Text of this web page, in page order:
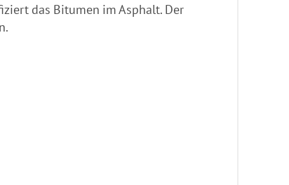
das Bitumen im Asphalt. Der